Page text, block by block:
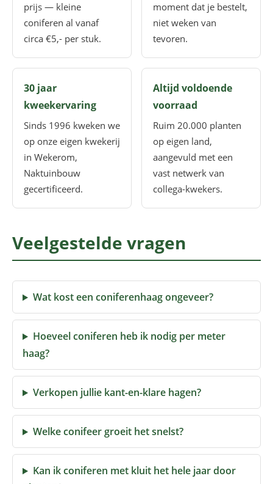
prijs — kleine
coniferen al vanaf
circa €5,- per stuk.
moment dat je bestelt,
niet weken van
tevoren.
30 jaar
kweekervaring
Sinds 1996 kweken we
op onze eigen kwekerij
in Wekerom,
Naktuinbouw
gecertificeerd.
Altijd voldoende
voorraad
Ruim 20.000 planten
op eigen land,
aangevuld met een
vast netwerk van
collega-kwekers.
Veelgestelde vragen
Wat kost een coniferenhaag ongeveer?
Hoeveel coniferen heb ik nodig per meter
haag?
Verkopen jullie kant-en-klare hagen?
Welke conifeer groeit het snelst?
Kan ik coniferen met kluit het hele jaar door